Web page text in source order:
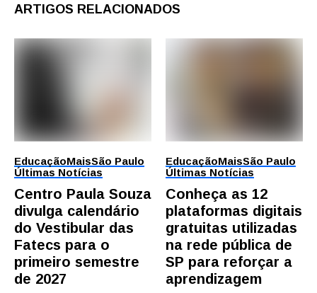
ARTIGOS RELACIONADOS
EducaçãoMaisSão Paulo
Últimas Notícias
Centro Paula Souza
divulga calendário
do Vestibular das
Fatecs para o
primeiro semestre
de 2027
EducaçãoMaisSão Paulo
Últimas Notícias
Conheça as 12
plataformas digitais
gratuitas utilizadas
na rede pública de
SP para reforçar a
aprendizagem